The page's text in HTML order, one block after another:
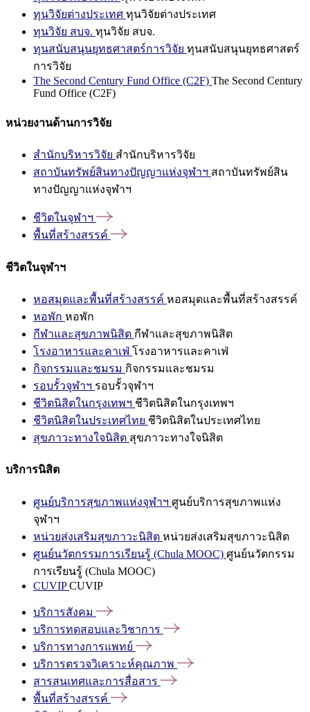
ทุนวิจัยต่างประเทศ ทุนวิจัยต่างประเทศ
ทุนวิจัย สบจ. ทุนวิจัย สบจ.
ทุนสนับสนุนยุทธศาสตร์การวิจัย ทุนสนับสนุนยุทธศาสตร์
การวิจัย
The Second Century Fund Office (C2F) The Second Century
Fund Office (C2F)
หน่วยงานด้านการวิจัย
สำนักบริหารวิจัย สำนักบริหารวิจัย
สถาบันทรัพย์สินทางปัญญาแห่งจุฬาฯ สถาบันทรัพย์สิน
ทางปัญญาแห่งจุฬาฯ
ชีวิตในจุฬาฯ
พื้นที่สร้างสรรค์
ชีวิตในจุฬาฯ
หอสมุดและพื้นที่สร้างสรรค์ หอสมุดและพื้นที่สร้างสรรค์
หอพัก หอพัก
กีฬาและสุขภาพนิสิต กีฬาและสุขภาพนิสิต
โรงอาหารและคาเฟ่ โรงอาหารและคาเฟ่
กิจกรรมและชมรม กิจกรรมและชมรม
รอบรั้วจุฬาฯ รอบรั้วจุฬาฯ
ชีวิตนิสิตในกรุงเทพฯ ชีวิตนิสิตในกรุงเทพฯ
ชีวิตนิสิตในประเทศไทย ชีวิตนิสิตในประเทศไทย
สุขภาวะทางใจนิสิต สุขภาวะทางใจนิสิต
บริการนิสิต
ศูนย์บริการสุขภาพแห่งจุฬาฯ ศูนย์บริการสุขภาพแห่ง
จุฬาฯ
หน่วยส่งเสริมสุขภาวะนิสิต หน่วยส่งเสริมสุขภาวะนิสิต
ศูนย์นวัตกรรมการเรียนรู้ (Chula MOOC) ศูนย์นวัตกรรม
การเรียนรู้ (Chula MOOC)
CUVIPCUVIP
บริการสังคม
บริการทดสอบและวิชาการ
บริการทางการแพทย์
บริการตรวจวิเคราะห์คุณภาพ
สารสนเทศและการสื่อสาร
พื้นที่สร้างสรรค์